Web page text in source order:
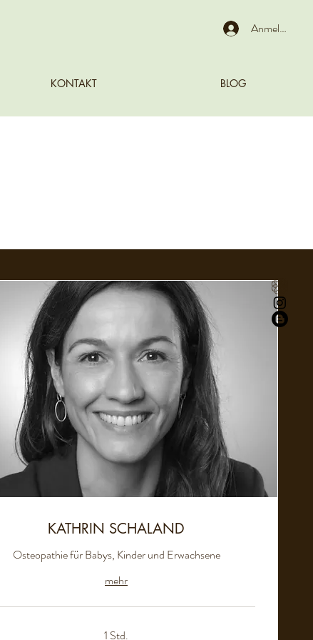
Anmelden
KONTAKT BLOG
KATHRIN SCHALAND
Osteopathie für Babys, Kinder und Erwachsene
mehr
1 Std.